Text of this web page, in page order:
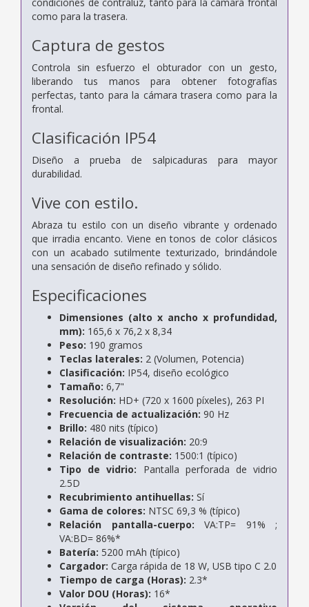
como para la trasera.
Captura de gestos
Controla sin esfuerzo el obturador con un gesto,
liberando tus manos para obtener fotografías
perfectas, tanto para la cámara trasera como para la
frontal.
Clasificación IP54
Diseño a prueba de salpicaduras para mayor
durabilidad.
Vive con estilo.
Abraza tu estilo con un diseño vibrante y ordenado
que irradia encanto. Viene en tonos de color clásicos
con un acabado sutilmente texturizado, brindándole
una sensación de diseño refinado y sólido.
Especificaciones
Dimensiones (alto x ancho x profundidad,
mm): 165,6 x 76,2 x 8,34
Peso: 190 gramos
Teclas laterales: 2 (Volumen, Potencia)
Clasificación: IP54, diseño ecológico
Tamaño: 6,7"
Resolución: HD+ (720 x 1600 píxeles), 263 PI
Frecuencia de actualización: 90 Hz
Brillo: 480 nits (típico)
Relación de visualización: 20:9
Relación de contraste: 1500:1 (típico)
Tipo de vidrio: Pantalla perforada de vidrio
2.5D
Recubrimiento antihuellas: Sí
Gama de colores: NTSC 69,3 % (típico)
Relación pantalla-cuerpo: VA:TP= 91% ;
VA:BD= 86%*
Batería: 5200 mAh (típico)
Cargador: Carga rápida de 18 W, USB tipo C 2.0
Tiempo de carga (Horas): 2.3*
Valor DOU (Horas): 16*